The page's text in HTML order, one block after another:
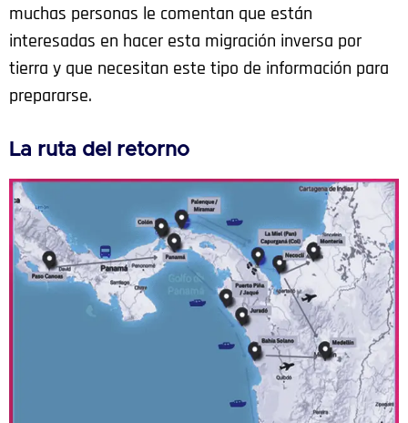
muchas personas le comentan que están
interesadas en hacer esta migración inversa por
tierra y que necesitan este tipo de información para
prepararse.
La ruta del retorno